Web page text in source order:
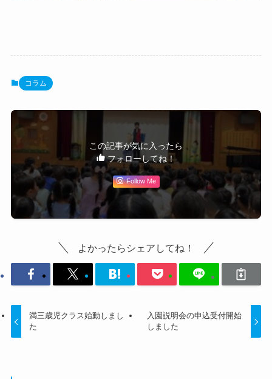
コラム
この記事が気に入ったら
フォローしてね！
Follow Me
よかったらシェアしてね！
満三歳児クラス始動しまし
た
入園説明会の申込受付開始
しました